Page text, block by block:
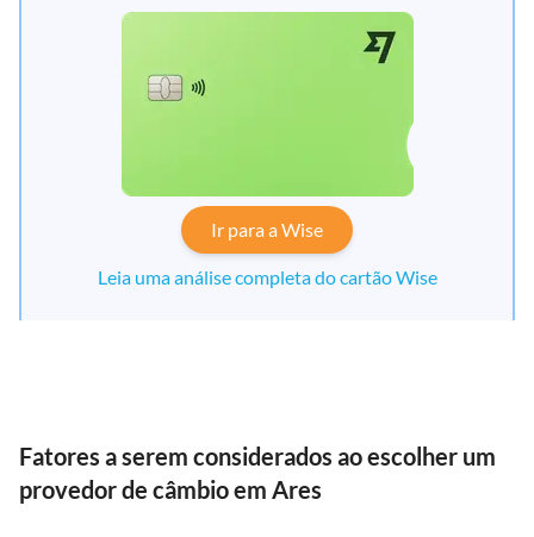
Ir para a Wise
Leia uma análise completa do cartão Wise
Fatores a serem considerados ao escolher um
provedor de câmbio em Ares